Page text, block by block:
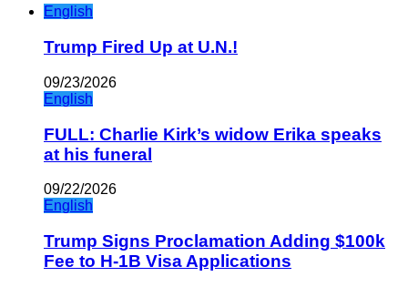
English
Trump Fired Up at U.N.!
09/23/2026
English
FULL: Charlie Kirk’s widow Erika speaks
at his funeral
09/22/2026
English
Trump Signs Proclamation Adding $100k
Fee to H-1B Visa Applications